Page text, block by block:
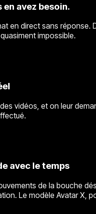
avez besoin.
en direct sans
impossible.
vidéos, et on leur
avec le temps
de la bouche
Le modèle Avatar